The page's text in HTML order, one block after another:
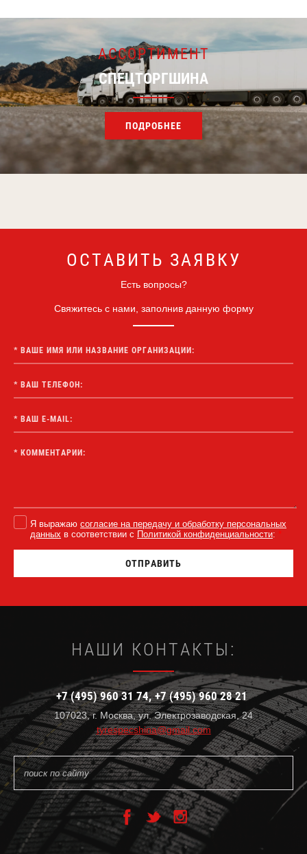
АССОРТИМЕНТ
СПЕЦТОРГШИНА
ПОДРОБНЕЕ
ОСТАВИТЬ ЗАЯВКУ
Есть вопросы?
Свяжитесь с нами, заполнив данную форму
Я выражаюсогласие на передачу и обработку персональных
данных в соответствии с Политикой конфиденциальности: *
ОТПРАВИТЬ
НАШИ КОНТАКТЫ:
+7 (495) 960 31 74 +7 (495) 960 28 21
107023, г. Москва, ул. Электрозаводская, 24
tyrespecshina@gmail.com